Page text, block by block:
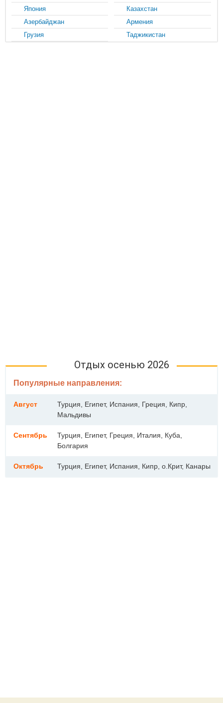
Япония
Казахстан
Азербайджан
Армения
Грузия
Таджикистан
Отдых осенью 2026
Популярные направления:
Август
Турция, Египет, Испания, Греция, Кипр,
Мальдивы
Сентябрь
Турция, Египет, Греция, Италия, Куба,
Болгария
Октябрь Турция, Египет, Испания, Кипр, о.Крит, Канары